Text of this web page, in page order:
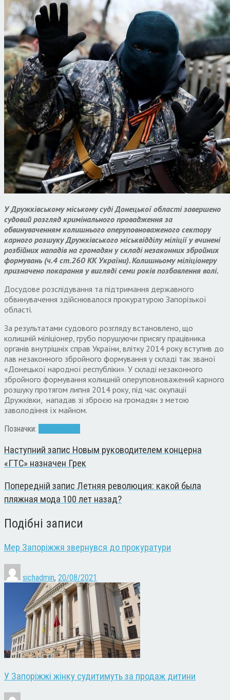
У Дружківському міському суді Донецької області завершено
судовий розгляд кримінального провадження за
обвинуваченням колишнього оперуповноваженого сектору
карного розшуку Дружківського міськвідділу міліції у вчинені
розбійних нападів на громадян у складі незаконних збройних
формувань (ч.4 ст.260 КК України). Колишньому міліціонеру
призначено покарання у вигляді семи років позбавлення волі.
Досудове розслідування та підтримання державного
обвинувачення здійснювалося прокуратурою Запорізької
області.
За результатами судового розгляду встановлено, що
колишній міліціонер, грубо порушуючи присягу працівника
органів внутрішніх справ України, влітку 2014 року вступив до
лав незаконного збройного формування у складі так званої
«Донецької народної республіки». У складі незаконного
збройного формування колишній оперуповноважений карного
розшуку протягом липня 2014 року, під час окупації
Дружківки, нападав зі зброєю на громадян з метою
заволодіння їх майном.
Позначки:
Наступний запис Новым руководителем концерна
«ГТС» назначен Грек
Попередній запис Летняя революция: какой была
пляжная мода 100 лет назад?
Подібні записи
Мер Запоріжжя звернувся до прокуратури
sichadmin, 20/08/2021
У Запоріжжі жінку судитимуть за продаж дитини